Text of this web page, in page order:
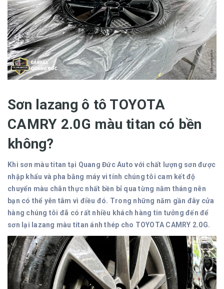
Sơn lazang ô tô TOYOTA
CAMRY 2.0G màu titan có bền
không?
Khi sơn màu titan tại Quang Đức Auto với chất lượng sơn được
nhập khẩu và pha bằng máy vi tính chúng tôi cam kết độ
chuyển màu chân thực nhất bền bỉ qua từng năm tháng nên
bạn có thể yên tâm vì điều đó. Trong những năm gần đây cửa
hàng chúng tôi đã có rất nhiều khách hàng tin tưởng đến để
sơn lại lazang màu titan ánh thép cho TOYOTA CAMRY 2.0G.